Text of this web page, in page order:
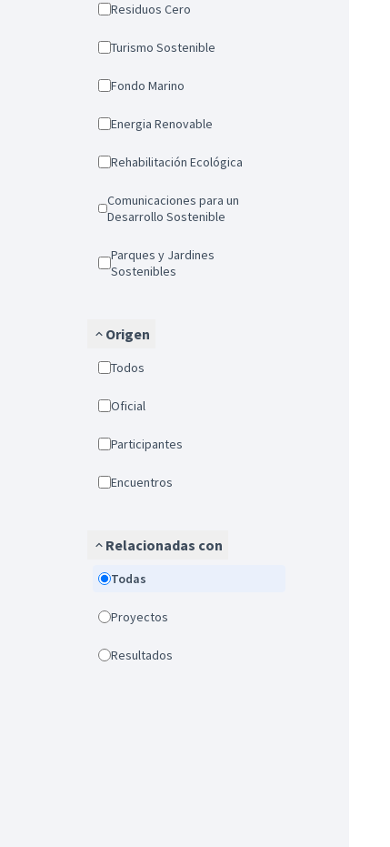
Residuos Cero
Turismo Sostenible
Fondo Marino
Energia Renovable
Rehabilitación Ecológica
Comunicaciones para un
Desarrollo Sostenible
Parques y Jardines
Sostenibles
Origen
Todos
Oficial
Participantes
Encuentros
Relacionadas con
Todas
Proyectos
Resultados